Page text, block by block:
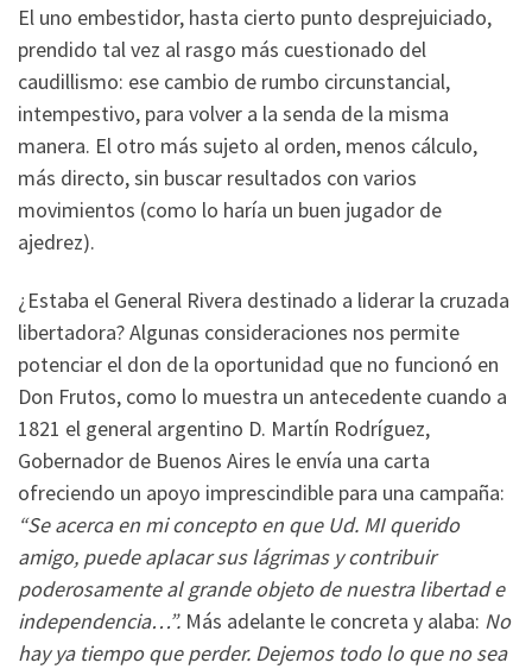
El uno embestidor, hasta cierto punto desprejuiciado,
prendido tal vez al rasgo más cuestionado del
caudillismo: ese cambio de rumbo circunstancial,
intempestivo, para volver a la senda de la misma
manera. El otro más sujeto al orden, menos cálculo,
más directo, sin buscar resultados con varios
movimientos (como lo haría un buen jugador de
ajedrez).
¿Estaba el General Rivera destinado a liderar la cruzada
libertadora? Algunas consideraciones nos permite
potenciar el don de la oportunidad que no funcionó en
Don Frutos, como lo muestra un antecedente cuando a
1821 el general argentino D. Martín Rodríguez,
Gobernador de Buenos Aires le envía una carta
ofreciendo un apoyo imprescindible para una campaña:
“Se acerca en mi concepto en que Ud. MI querido
amigo, puede aplacar sus lágrimas y contribuir
poderosamente al grande objeto de nuestra libertad e
independencia…”. Más adelante le concreta y alaba: No
hay ya tiempo que perder. Dejemos todo lo que no sea